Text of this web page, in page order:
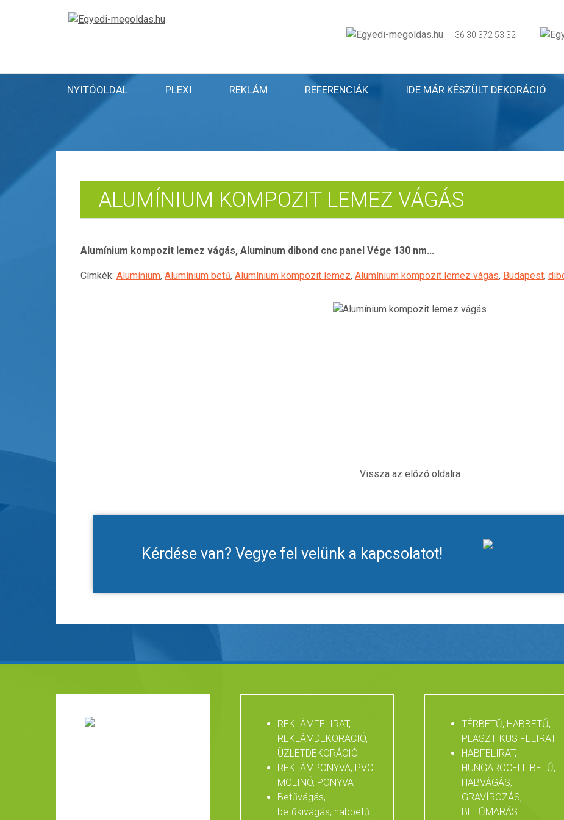
+36 30 372 53 32
NYITÓOLDAL PLEXI REKLÁM REFERENCIÁK IDE MÁR KÉSZÜLT DEKORÁCIÓ
ALUMÍNIUM KOMPOZIT LEMEZ VÁGÁS
Alumínium kompozit lemez vágás, Aluminum dibond cnc panel Vége 130 nm...
Címkék: Alumínium, Alumínium betű, Alumínium kompozit lemez, Alumínium kompozit lemez vágás, Budapest,
Vissza az előző oldalra
Kérdése van? Vegye fel velünk a kapcsolatot!
REKLÁMFELIRAT,
REKLÁMDEKORÁCIÓ,
ÜZLETDEKORÁCIÓ
REKLÁMPONYVA, PVC-
MOLINÓ, PONYVA
Betűvágás,
betűkivágás, habbetű
TÉRBETŰ, HABBETŰ,
PLASZTIKUS FELIRAT
HABFELIRAT,
HUNGAROCELL BETŰ,
HABVÁGÁS,
GRAVÍROZÁS,
BETŰMARÁS